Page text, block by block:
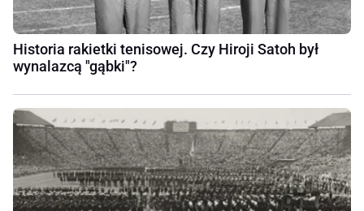
Historia rakietki tenisowej. Czy Hiroji Satoh był
wynalazcą "gąbki"?